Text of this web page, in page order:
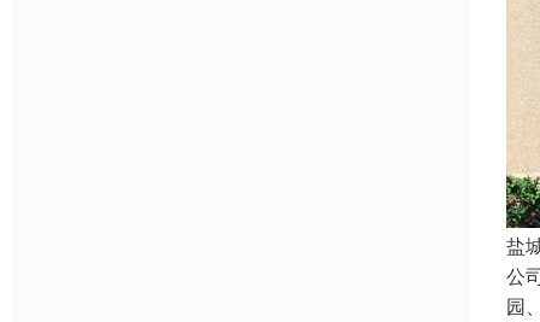
盐
公
园